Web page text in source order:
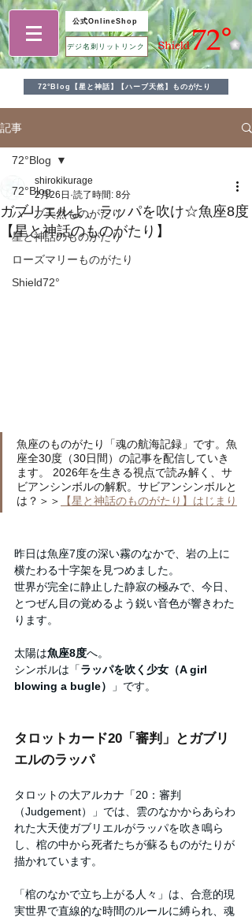
公式OnlineShop
デジ名刺リットリンク
72°Blog【星と神話】【ハーブ天然】ものがたり
記事
72°Blog
ハーブ天然ものがたり
星と神話のものがたり
ローズマリーものがたり
Shield72°
72°Blog
ガブリエルよ、ラッパを吹け☆魚座8度
【星と神話のものがたり】
shirokikurage
2月26日 読了時間: 8分
魚座のものがたり「魂の航海記録」です。魚
座全30度（30日間）の記事を配信していき
ます。 2026年を生きる視点で読み解く、サ
ビアンシンボルの解釈。サビアンシンボルと
は？＞＞
【星と神話のものがたり】はじまり
昨日は魚座7度の深い霧のなかで、岩の上に
横たわる十字架を見つめました。
世界が完全に静止した静寂の極みで、今日、
とつぜん目の覚めるよう鋭い音色が響きわた
ります。
太陽は魚座8度へ。
シンボルは「ラッパを吹く少女（A girl
blowing a bugle）
」です。
タロットカード20「審判」とガブリ
エルのラッパ
タロットの大アルカナ「20：審判
（Judgement）」では、雲のなかからあらわ
れた大天使ガブリエルがラッパを吹き鳴ら
し、棺の中から死者たちが蘇るものがたりが
描かれています。
「棺のなかで立ち上がる人々」は、合意的現
実世界で直線的な時間のルールに縛られ、魂